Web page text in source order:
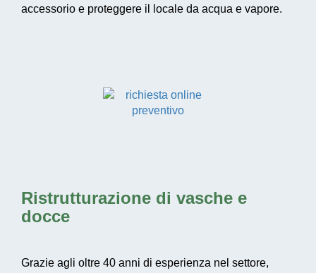
accessorio e proteggere il locale da acqua e vapore.
Ristrutturazione di vasche e
docce
Grazie agli oltre 40 anni di esperienza nel settore,